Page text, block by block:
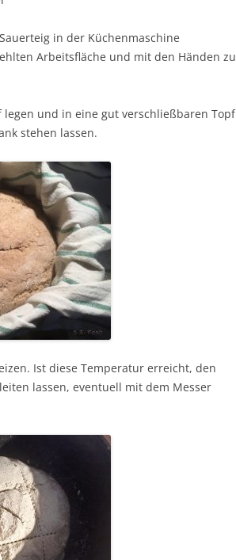
in der Küchenmaschine
Arbeitsfläche und mit den Händen zu
und in eine gut verschließbaren Topf
stehen lassen.
Ist diese Temperatur erreicht, den
lassen, eventuell mit dem Messer